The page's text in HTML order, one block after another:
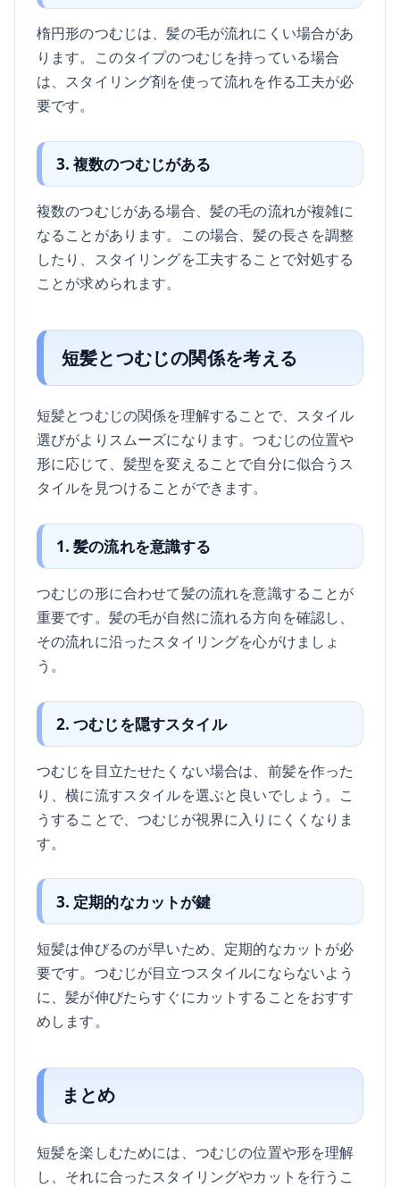
楕円形のつむじは、髪の毛が流れにくい場合があ
ります。このタイプのつむじを持っている場合
は、スタイリング剤を使って流れを作る工夫が必
要です。
3. 複数のつむじがある
複数のつむじがある場合、髪の毛の流れが複雑に
なることがあります。この場合、髪の長さを調整
したり、スタイリングを工夫することで対処する
ことが求められます。
短髪とつむじの関係を考える
短髪とつむじの関係を理解することで、スタイル
選びがよりスムーズになります。つむじの位置や
形に応じて、髪型を変えることで自分に似合うス
タイルを見つけることができます。
1. 髪の流れを意識する
つむじの形に合わせて髪の流れを意識することが
重要です。髪の毛が自然に流れる方向を確認し、
その流れに沿ったスタイリングを心がけましょ
う。
2. つむじを隠すスタイル
つむじを目立たせたくない場合は、前髪を作った
り、横に流すスタイルを選ぶと良いでしょう。こ
うすることで、つむじが視界に入りにくくなりま
す。
3. 定期的なカットが鍵
短髪は伸びるのが早いため、定期的なカットが必
要です。つむじが目立つスタイルにならないよう
に、髪が伸びたらすぐにカットすることをおすす
めします。
まとめ
短髪を楽しむためには、つむじの位置や形を理解
し、それに合ったスタイリングやカットを行うこ